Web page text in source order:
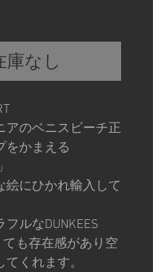
庫なし
アのベニスビーチ正
をかまえる
絵にひかれ輸入して
ルなDUNKEES
ても存在感があり空
くれます。